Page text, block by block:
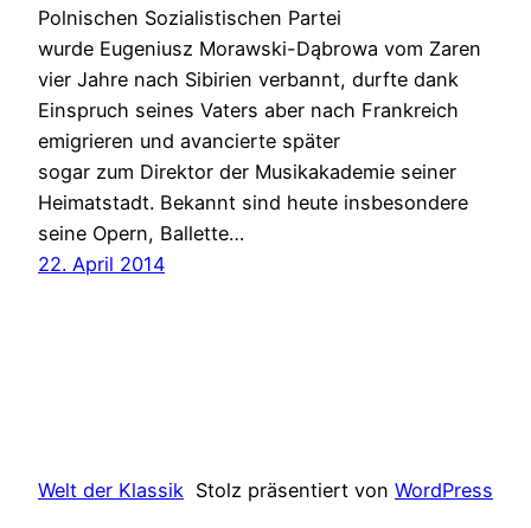
Polnischen Sozialistischen Partei
wurde Eugeniusz Morawski-Dąbrowa vom Zaren
vier Jahre nach Sibirien verbannt, durfte dank
Einspruch seines Vaters aber nach Frankreich
emigrieren und avancierte später
sogar zum Direktor der Musikakademie seiner
Heimatstadt. Bekannt sind heute insbesondere
seine Opern, Ballette…
22. April 2014
Welt der Klassik Stolz präsentiert von WordPress